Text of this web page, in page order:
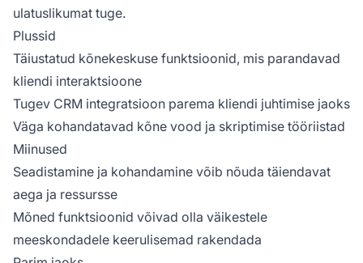
ulatuslikumat tuge.
Plussid
Täiustatud kõnekeskuse funktsioonid, mis parandavad
kliendi interaktsioone
Tugev CRM integratsioon parema kliendi juhtimise jaoks
Väga kohandatavad kõne vood ja skriptimise tööriistad
Miinused
Seadistamine ja kohandamine võib nõuda täiendavat
aega ja ressursse
Mõned funktsioonid võivad olla väikestele
meeskondadele keerulisemad rakendada